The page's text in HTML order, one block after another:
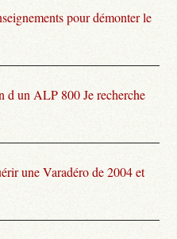
pour démonter le
d un ALP 800 Je recherche
une Varadéro de 2004 et